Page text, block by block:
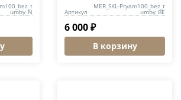
umby_N Артикул
MER_SKL-Pryam100_bez_t
umby_BE
6 000 ₽
В корзину